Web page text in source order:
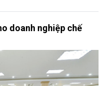
doanh nghiệp chế